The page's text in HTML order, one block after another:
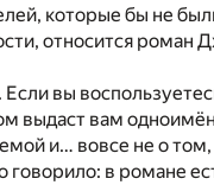
которые бы не
относится роман
вы
выдаст вам
и… вовсе не о
в романе